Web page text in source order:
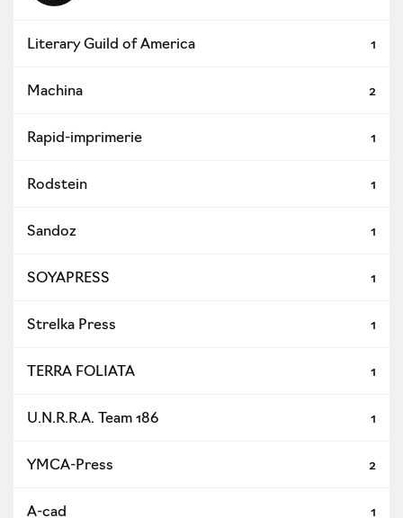
Literary Guild of America 1
Machina 2
Rapid-imprimerie 1
Rodstein 1
Sandoz 1
SOYAPRESS 1
Strelka Press 1
TERRA FOLIATA 1
U.N.R.R.A. Team 186 1
YMCA-Press 2
А-cad 1